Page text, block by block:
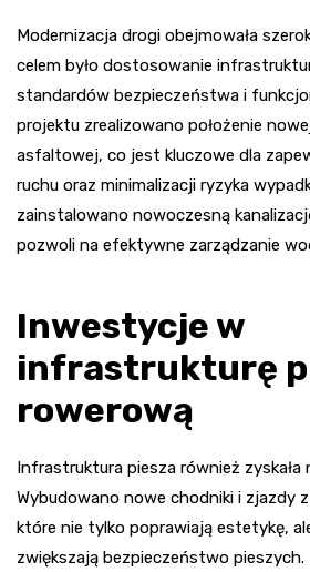
Modernizacja drogi obejmowała
celem było dostosowanie
standardów bezpieczeństwa i
projektu zrealizowano położenie
asfaltowej, co jest kluczowe dla
ruchu oraz minimalizacji ryzyka
zainstalowano nowoczesną
pozwoli na efektywne zarządzanie
Inwestycje w
infrastrukturę
rowerową
Infrastruktura piesza również zyskała
Wybudowano nowe chodniki i zjazdy
które nie tylko poprawiają estetykę,
zwiększają bezpieczeństwo pieszych.